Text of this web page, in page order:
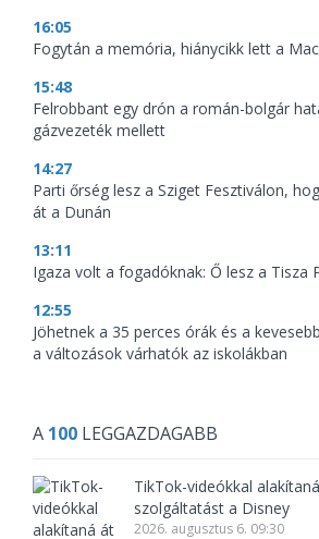
16:05
Fogytán a memória, hiánycikk lett a
15:48
Felrobbant egy drón a román-bolgár
gázvezeték mellett
14:27
Parti őrség lesz a Sziget Fesztiválon,
át a Dunán
13:11
Igaza volt a fogadóknak: Ő lesz a Tisza
12:55
Jöhetnek a 35 perces órák és a
a változások várhatók az iskolákban
A 100 LEGGAZDAGABB
TikTok-videókkal
szolgáltatást a Disney
2026. augusztus 6. 09:30